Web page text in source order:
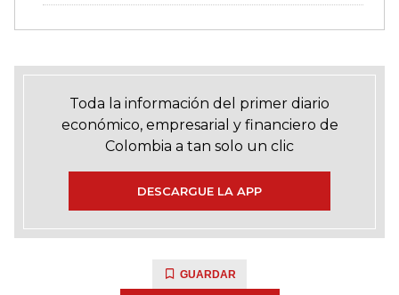
Toda la información del primer diario
económico, empresarial y financiero de
Colombia a tan solo un clic
DESCARGUE LA APP
GUARDAR